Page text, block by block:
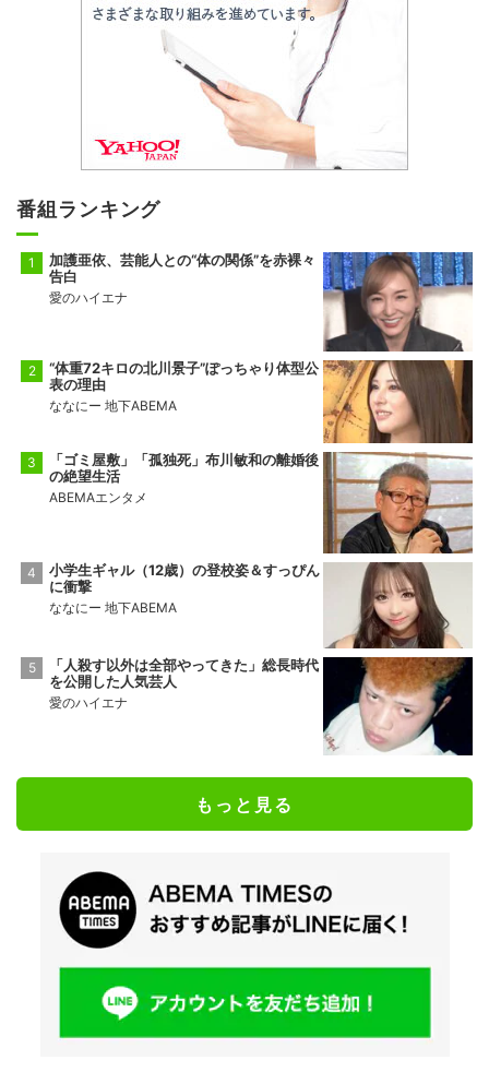
番組ランキング
加護亜依、芸能人との“体の関係”を赤裸々
告白
愛のハイエナ
“体重72キロの北川景子”ぽっちゃり体型公
表の理由
ななにー 地下ABEMA
「ゴミ屋敷」「孤独死」布川敏和の離婚後
の絶望生活
ABEMAエンタメ
小学生ギャル（12歳）の登校姿＆すっぴん
に衝撃
ななにー 地下ABEMA
「人殺す以外は全部やってきた」総長時代
を公開した人気芸人
愛のハイエナ
もっと見る